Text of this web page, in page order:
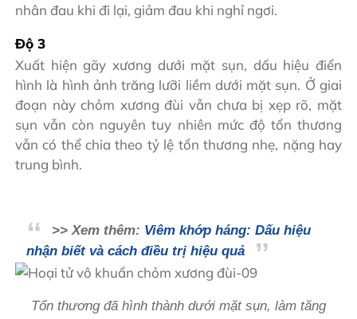
nhân đau khi đi lại, giảm đau khi nghỉ ngơi.
Độ 3
Xuất hiện gãy xương dưới mặt sụn, dấu hiệu điển
hình là hình ảnh trăng lưỡi liềm dưới mặt sụn. Ở giai
đoạn này chỏm xương đùi vẫn chưa bị xẹp rõ, mặt
sụn vẫn còn nguyên tuy nhiên mức độ tổn thương
vẫn có thể chia theo tỷ lệ tổn thương nhẹ, nặng hay
trung bình.
>> Xem thêm: Viêm khớp háng: Dấu hiệu
nhận biết và cách điều trị hiệu quả
Tổn thương đã hình thành dưới mặt sụn, làm tăng